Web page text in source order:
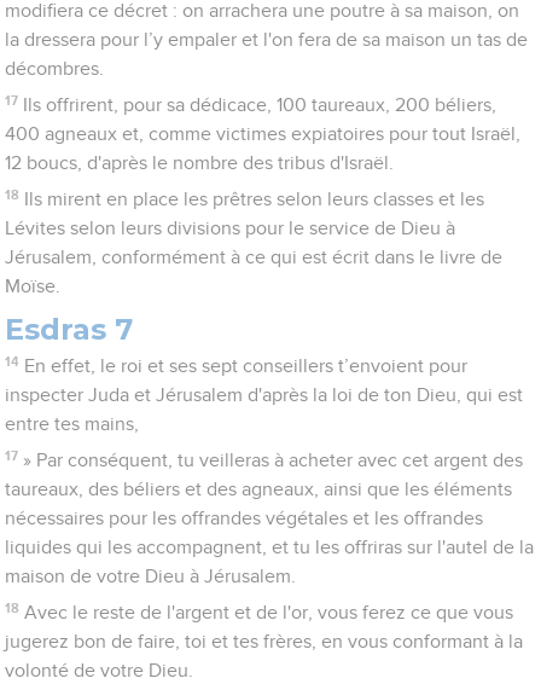
modifiera ce décret : on arrachera une poutre à sa maison, on
la dressera pour l’y empaler et l'on fera de sa maison un tas de
décombres.
17
Ils offrirent, pour sa dédicace, 100 taureaux, 200 béliers,
400 agneaux et, comme victimes expiatoires pour tout Israël,
12 boucs, d'après le nombre des tribus d'Israël.
18
Ils mirent en place les prêtres selon leurs classes et les
Lévites selon leurs divisions pour le service de Dieu à
Jérusalem, conformément à ce qui est écrit dans le livre de
Moïse.
Esdras 7
14 En effet, le roi et ses sept conseillers t’envoient pour
inspecter Juda et Jérusalem d'après la loi de ton Dieu, qui est
entre tes mains,
17 » Par conséquent, tu veilleras à acheter avec cet argent des
taureaux, des béliers et des agneaux, ainsi que les éléments
nécessaires pour les offrandes végétales et les offrandes
liquides qui les accompagnent, et tu les offriras sur l'autel de la
maison de votre Dieu à Jérusalem.
18 Avec le reste de l'argent et de l'or, vous ferez ce que vous
jugerez bon de faire, toi et tes frères, en vous conformant à la
volonté de votre Dieu.